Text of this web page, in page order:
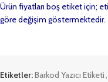
Ürün fiyatları boş etiket için;
göre değişim göstermektedir.
Etiketler:Barkod Yazıcı Etiketi,